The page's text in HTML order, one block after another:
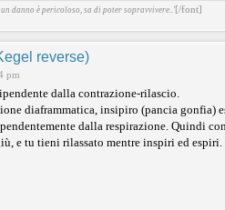
danno è pericoloso, sa di poter sopravvivere..'[/font]
reverse)
pm
dalla contrazione-rilascio.
diaframmatica, insipiro (pancia gonfia)
dalla respirazione. Quindi
e tu tieni rilassato mentre inspiri ed espiri.